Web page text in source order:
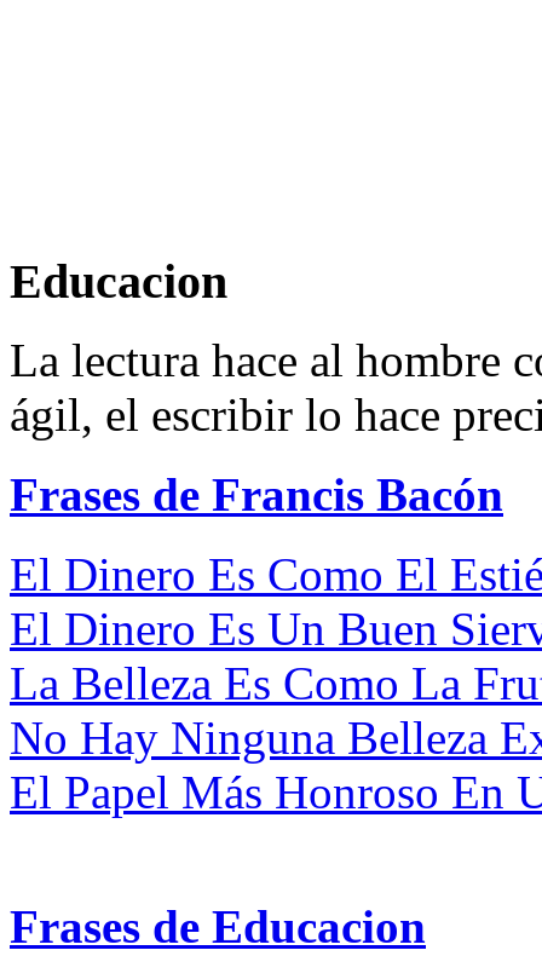
Educacion
La lectura hace al hombre
ágil, el escribir lo hace
Frases de Francis Bacón
El Dinero Es Como El
El Dinero Es Un Buen
La Belleza Es Como La
No Hay Ninguna Belleza
El Papel Más Honroso En
Frases de Educacion